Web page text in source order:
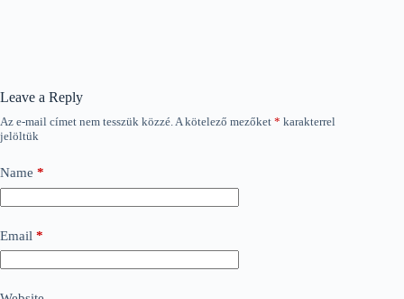
Leave a Reply
Az e-mail címet nem tesszük közzé.A kötelező mezőket * karakterrel
jelöltük
Name *
Email *